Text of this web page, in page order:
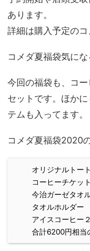
あります。
詳細は購入予定のコ
コメダ夏福袋気に
今回の福袋も、コ
セットです。ほか
テムも入ってます。
コメダ夏福袋2020
オリジナルトー
コーヒーチケット
今治ガーゼタオ
タオルホルダー
アイスコーヒー
合計6200円相当